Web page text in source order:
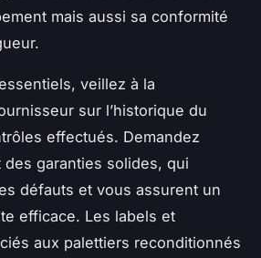
mais aussi sa conformité
veillez à la
sur l’historique du
effectués. Demandez
des garanties solides, qui
défauts et vous assurent un
efficace. Les labels et
aux palettiers reconditionnés